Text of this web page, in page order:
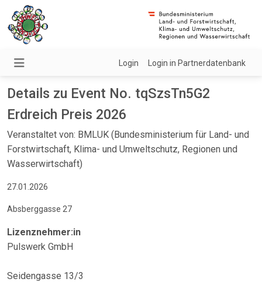
Login Login in Partnerdatenbank
Details zu Event No. tqSzsTn5G2
Erdreich Preis 2026
Veranstaltet von: BMLUK (Bundesministerium für Land- und
Forstwirtschaft, Klima- und Umweltschutz, Regionen und
Wasserwirtschaft)
27.01.2026
Absberggasse 27
Lizenznehmer:in
Pulswerk GmbH
Seidengasse 13/3